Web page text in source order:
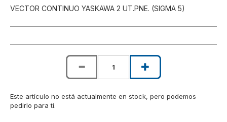
VECTOR CONTINUO YASKAWA 2 UT.PNE. (SIGMA 5)
Este artículo no está actualmente en stock, pero podemos
pedirlo para ti.